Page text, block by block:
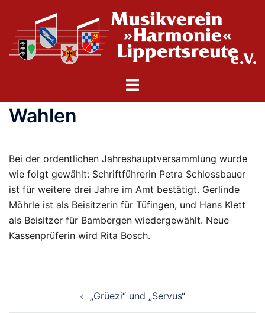
springen
Menü
Wahlen
Bei der ordentlichen Jahreshauptversammlung wurde
wie folgt gewählt: Schriftführerin Petra Schlossbauer
ist für weitere drei Jahre im Amt bestätigt. Gerlinde
Möhrle ist als Beisitzerin für Tüfingen, und Hans Klett
als Beisitzer für Bambergen wiedergewählt. Neue
Kassenprüferin wird Rita Bosch.
„Grüezi“ und „Servus“